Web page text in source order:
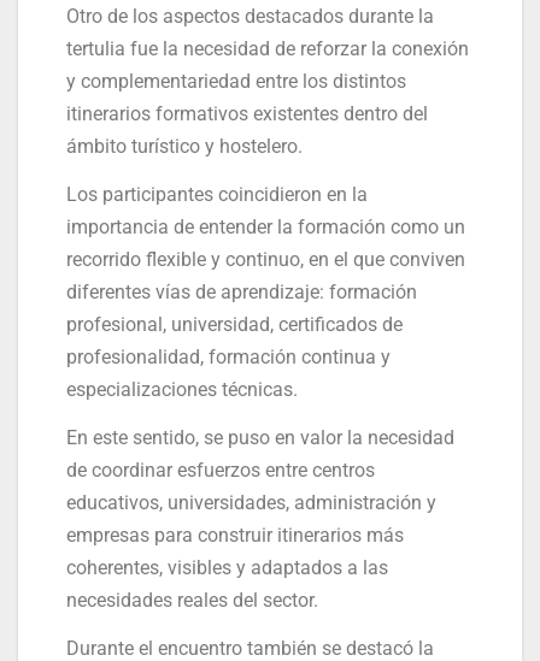
Otro de los aspectos destacados durante la
tertulia fue la necesidad de reforzar la conexión
y complementariedad entre los distintos
itinerarios formativos existentes dentro del
ámbito turístico y hostelero.
Los participantes coincidieron en la
importancia de entender la formación como un
recorrido flexible y continuo, en el que conviven
diferentes vías de aprendizaje: formación
profesional, universidad, certificados de
profesionalidad, formación continua y
especializaciones técnicas.
En este sentido, se puso en valor la necesidad
de coordinar esfuerzos entre centros
educativos, universidades, administración y
empresas para construir itinerarios más
coherentes, visibles y adaptados a las
necesidades reales del sector.
Durante el encuentro también se destacó la